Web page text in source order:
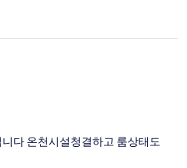
다 온천시설청결하고 룸상태도